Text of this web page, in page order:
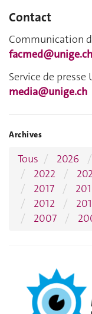
Contact
Communication
facmed@unige.ch
Service de presse
media@unige.ch
Archives
Tous 2026
2022
2017
2012
2007